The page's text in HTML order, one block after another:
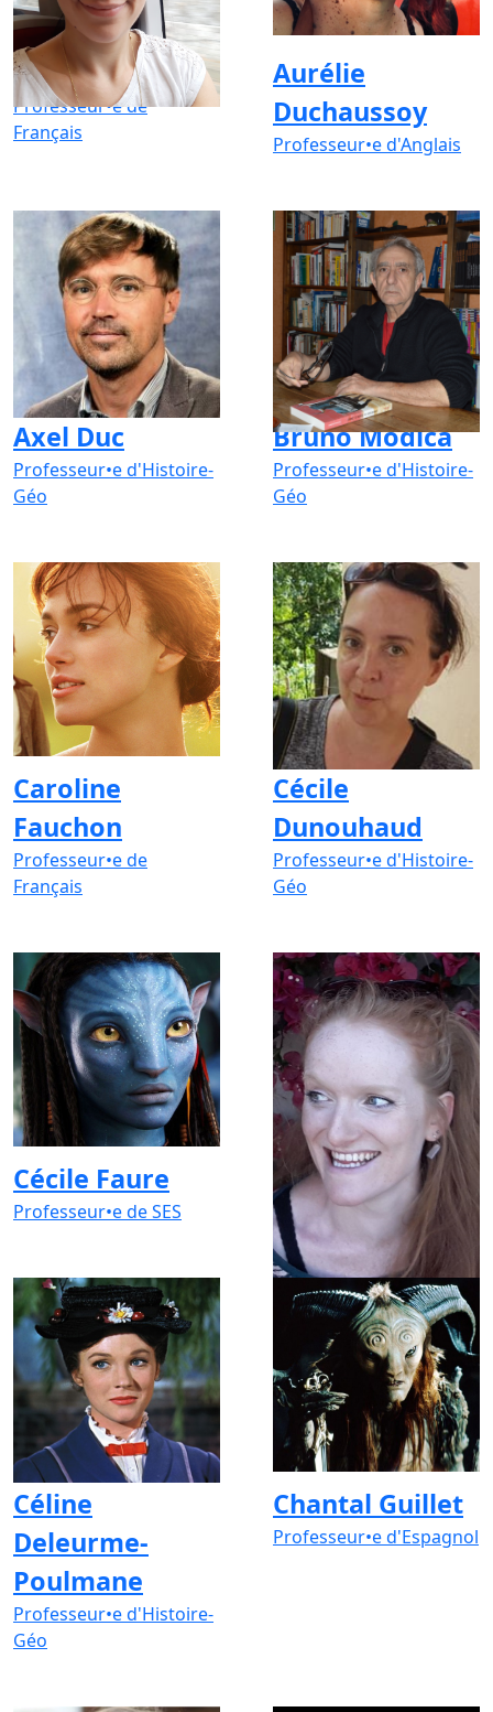
Aurélie Bouille
Professeur•e de
Français
Aurélie
Duchaussoy
Professeur•e d'Anglais
Axel Duc
Professeur•e d'Histoire-
Géo
Bruno Modica
Professeur•e d'Histoire-
Géo
Caroline
Fauchon
Professeur•e de
Français
Cécile
Dunouhaud
Professeur•e d'Histoire-
Géo
Cécile Faure
Professeur•e de SES
Céline Cayzac
Professeur•e de SES
Céline
Deleurme-
Poulmane
Professeur•e d'Histoire-
Géo
Chantal Guillet
Professeur•e d'Espagnol